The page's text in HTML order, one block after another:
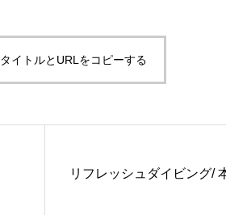
イトルとURLをコピーする
リフレッシュダイビング/